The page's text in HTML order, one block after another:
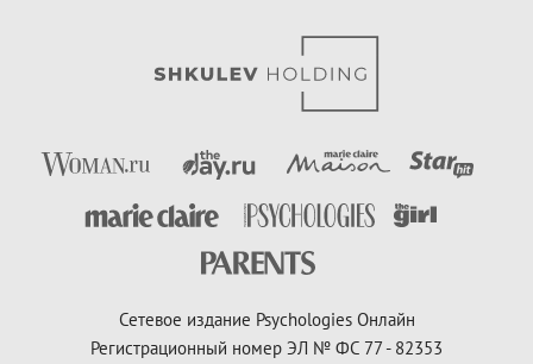
Сетевое издание Psychologies Онлайн
Регистрационный номер ЭЛ № ФС 77 - 82353